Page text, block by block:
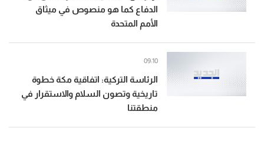
الدفاع كما هو منصوص في ميثاق
الأمم المتحدة
الرئاسة التركية: اتفاقية مكة خطوة
تاريخية وتصون السلام والاستقرار في
منطقتنا
09:10